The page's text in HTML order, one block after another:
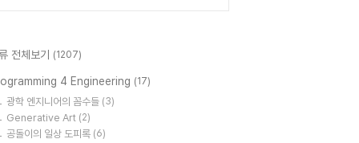
전체보기 (1207)
4 Engineering (17)
광학 엔지니어의 꼼수들 (3)
Generative Art (2)
공돌이의 일상 도피록 (6)